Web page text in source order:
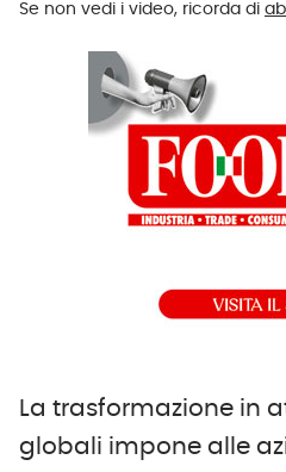
Se non vedi i video, ricorda di
La trasformazione in
globali impone alle